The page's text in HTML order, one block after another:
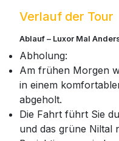
Verlauf der Tour
Ablauf – Luxor Mal
Abholung:
Am frühen Morgen
in einem
abgeholt.
Die Fahrt führt Sie
und das grüne Niltal